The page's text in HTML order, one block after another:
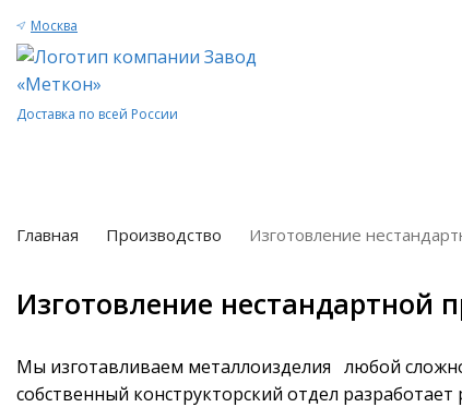
Москва
Доставка по всей России
Главная Производство Изготовление
Изготовление нестандартной
Мы изготавливаем металлоизделия любой
собственный конструкторский отдел